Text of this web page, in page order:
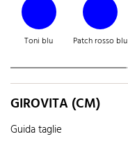
Toni blu Patch rosso blu
GIROVITA (CM)
Guida taglie